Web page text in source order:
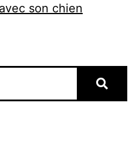
son chien